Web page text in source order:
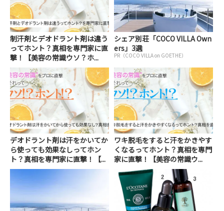
制汗剤とデオドラント剤は違う
ってホント？真相を専門家に直
撃！【美容の常識ウソ？ホ...
シェア別荘「COCO VILLA Own
ers」3選
PR（COCO VILLA on GOETHE）
デオドラント剤は汗をかいてか
ら使っても効果なしってホン
ト？真相を専門家に直撃！【...
ワキ脱毛をすると汗をかきやす
くなるってホント？真相を専門
家に直撃！【美容の常識ウ...